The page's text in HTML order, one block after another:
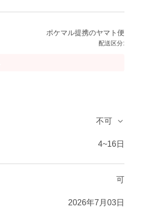
ポケマル提携のヤマト便
配送区分:
不可
4~16日
可
2026年7月03日